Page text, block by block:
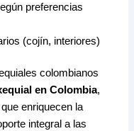
preferencias
(cojín, interiores)
colombianos
en Colombia,
enriquecen la
integral a las